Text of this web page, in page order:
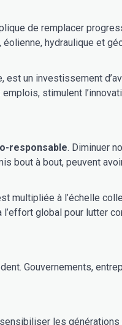
de remplacer
hydraulique et
un investissement
stimulent
responsable. Diminuer notre consommation d’énergie, privilégier les transports durables,
bout à bout, peuvent
à l’échelle
global pour lutter
Gouvernements,